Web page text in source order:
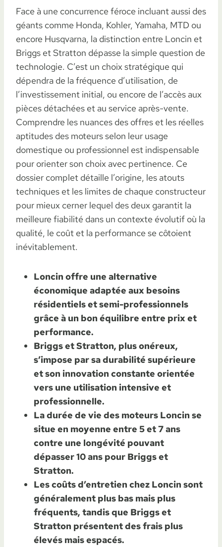
Face à une concurrence féroce incluant aussi des
géants comme Honda, Kohler, Yamaha, MTD ou
encore Husqvarna, la distinction entre Loncin et
Briggs et Stratton dépasse la simple question de
technologie. C’est un choix stratégique qui
dépendra de la fréquence d’utilisation, de
l’investissement initial, ou encore de l’accès aux
pièces détachées et au service après-vente.
Comprendre les nuances des offres et les réelles
aptitudes des moteurs selon leur usage
domestique ou professionnel est indispensable
pour orienter son choix avec pertinence. Ce
dossier complet détaille l’origine, les atouts
techniques et les limites de chaque constructeur
pour mieux cerner lequel des deux garantit la
meilleure fiabilité dans un contexte évolutif où la
qualité, le coût et la performance se côtoient
inévitablement.
Loncin offre une alternative
économique adaptée aux besoins
résidentiels et semi-professionnels
grâce à un bon équilibre entre prix et
performance.
Briggs et Stratton, plus onéreux,
s’impose par sa durabilité supérieure
et son innovation constante orientée
vers une utilisation intensive et
professionnelle.
La durée de vie des moteurs Loncin se
situe en moyenne entre 5 et 7 ans
contre une longévité pouvant
dépasser 10 ans pour Briggs et
Stratton.
Les coûts d’entretien chez Loncin sont
généralement plus bas mais plus
fréquents, tandis que Briggs et
Stratton présentent des frais plus
élevés mais espacés.